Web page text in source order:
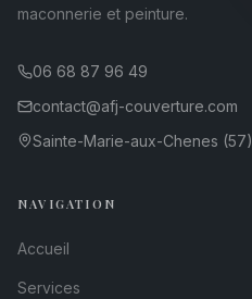
maconnerie et peinture.
06 68 87 96 49
contact@afj-couverture.com
Sainte-Marie-aux-Chenes (57)
NAVIGATION
Accueil
Services